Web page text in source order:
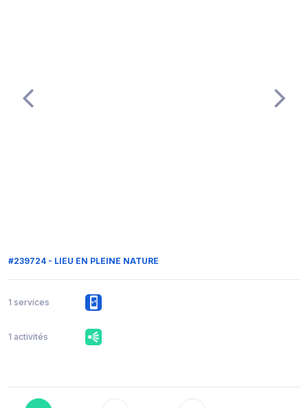
#239724 - LIEU EN PLEINE NATURE
1 services
1 activités